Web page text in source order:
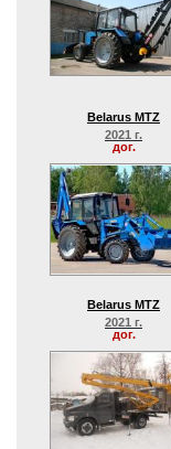
Belarus MTZ
2021 г.
дог.
Belarus MTZ
2021 г.
дог.